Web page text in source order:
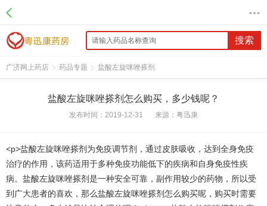
搜索
广济网上药店 药品专题 盐酸左旋咪唑搽剂
盐酸左旋咪唑搽剂怎么购买，多少钱呢？
发布时间：2019-12-31 来源： 粤迅康
<p>盐酸左旋咪唑搽剂为免疫调节剂，通过皮肤吸收，达到全身免疫
治疗的作用，该药适用于多种免疫功能低下的疾病和自身免疫性疾
病。盐酸左旋咪唑搽剂是一种安全可靠，副作用较少的药物，所以受
到广大患者的喜欢，那么盐酸左旋咪唑搽剂怎么购买呢，购买时需要